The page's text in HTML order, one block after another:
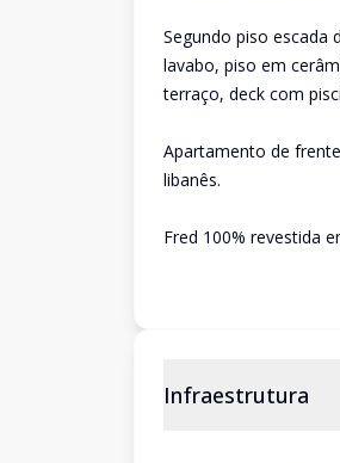
Segundo piso escada
lavabo, piso em
terraço, deck com
Apartamento de
libanês.
Fred 100% revestida
Infraestrutura